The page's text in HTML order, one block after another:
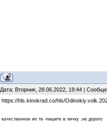
Дата: Вторник, 28.06.2022, 19:44 |
https://hls.kinokrad.co/hls/
качественное ип тв -пишите в личку ,не дорого